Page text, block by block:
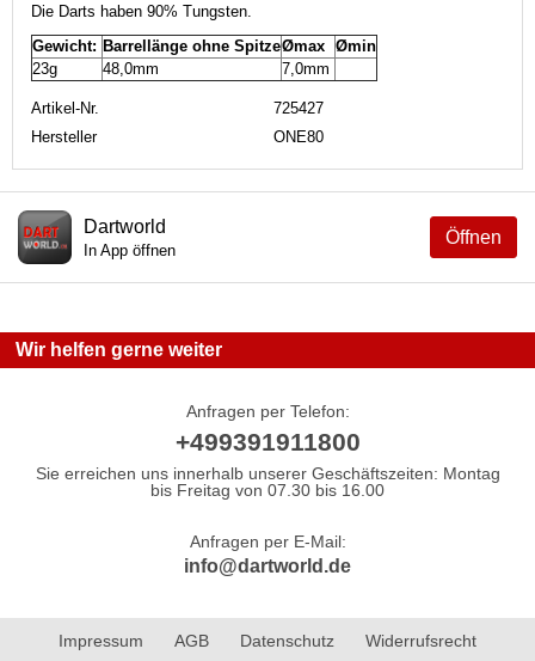
Die Darts haben 90% Tungsten.
Gewicht: Barrellänge ohne SpitzeØmax Ømin
23g
48,0mm 7,0mm
Artikel-Nr.
725427
Hersteller
ONE80
Öffnen
Dartworld
In App öffnen
Wir helfen gerne weiter
Anfragen per Telefon:
+499391911800
Sie erreichen uns innerhalb unserer Geschäftszeiten: Montag
bis Freitag von 07.30 bis 16.00
Anfragen per E-Mail:
info@dartworld.de
Impressum AGB Datenschutz Widerrufsrecht